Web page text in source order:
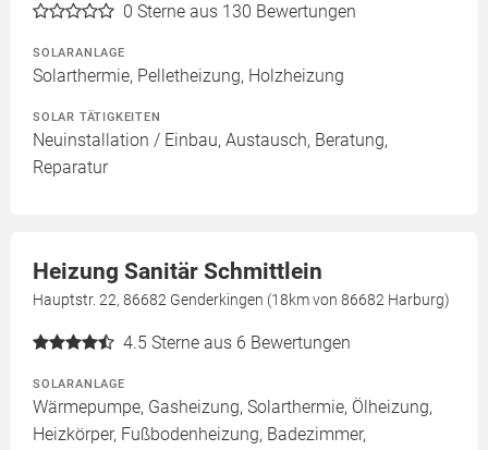
0 Sterne aus 130 Bewertungen
SOLARANLAGE
Solarthermie, Pelletheizung, Holzheizung
SOLAR TÄTIGKEITEN
Neuinstallation / Einbau, Austausch, Beratung,
Reparatur
Heizung Sanitär Schmittlein
Hauptstr. 22, 86682 Genderkingen (18km von 86682 Harburg)
4.5 Sterne aus 6 Bewertungen
SOLARANLAGE
Wärmepumpe, Gasheizung, Solarthermie, Ölheizung,
Heizkörper, Fußbodenheizung, Badezimmer,